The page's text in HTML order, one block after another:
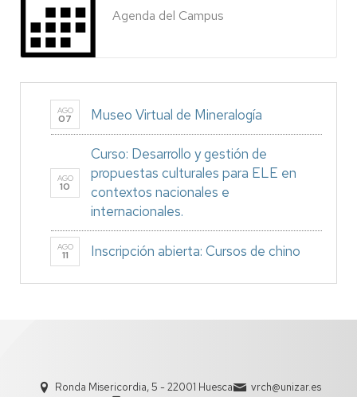
Agenda del Campus
AGO
07 Museo Virtual de Mineralogía
AGO
10
Curso: Desarrollo y gestión de
propuestas culturales para ELE en
contextos nacionales e
internacionales.
AGO
11 Inscripción abierta: Cursos de chino
Ronda Misericordia, 5 - 22001 Huesca
vrch@unizar.es